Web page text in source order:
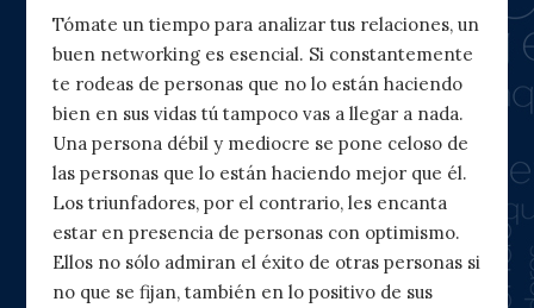
Tómate un tiempo para analizar tus relaciones, un
buen networking es esencial. Si constantemente
te rodeas de personas que no lo están haciendo
bien en sus vidas tú tampoco vas a llegar a nada.
Una persona débil y mediocre se pone celoso de
las personas que lo están haciendo mejor que él.
Los triunfadores, por el contrario, les encanta
estar en presencia de personas con optimismo.
Ellos no sólo admiran el éxito de otras personas si
no que se fijan, también en lo positivo de sus